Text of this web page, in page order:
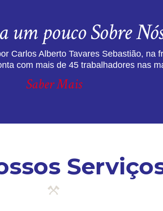
um pouco Sobre
Carlos Alberto Tavares Sebastião, na
com mais de 45 trabalhadores nas
Saber Mais